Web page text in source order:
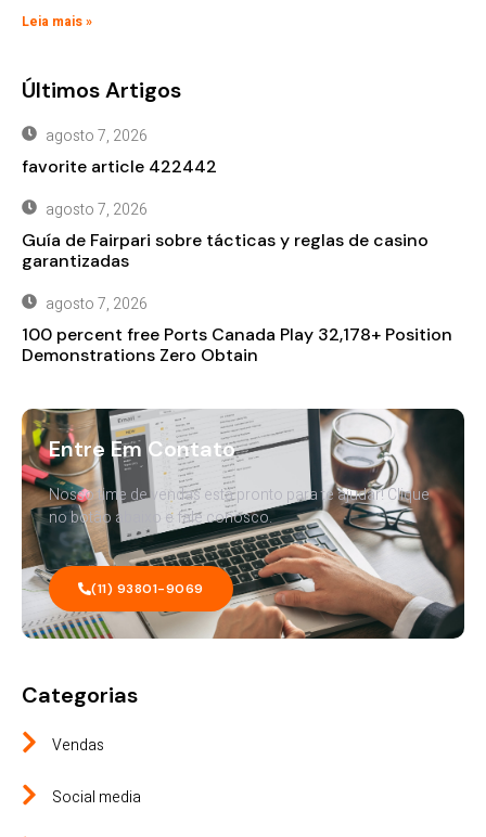
Leia mais »
Últimos Artigos
agosto 7, 2026
favorite article 422442
agosto 7, 2026
Guía de Fairpari sobre tácticas y reglas de casino
garantizadas
agosto 7, 2026
100 percent free Ports Canada Play 32,178+ Position
Demonstrations Zero Obtain
Entre Em Contato
Nosso time de vendas está pronto para te ajudar! Clique
no botão abaixo e fale conosco.
(11) 93801-9069
Categorias
Vendas
Social media